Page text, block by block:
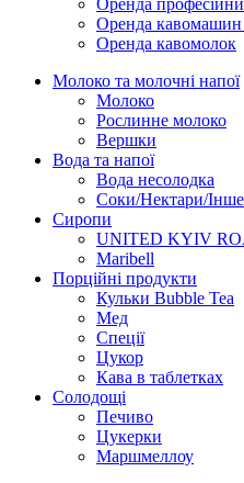
Оренда
Оренда кавомашин
Оренда кавомолок
Молоко та молочні напої
Молоко
Рослинне молоко
Вершки
Вода та напої
Вода несолодка
Соки/Нектари/Інше
Сиропи
UNITED KYIV
Maribell
Порційні продукти
Кульки Bubble Tea
Мед
Спеції
Цукор
Кава в таблетках
Солодощі
Печиво
Цукерки
Маршмеллоу